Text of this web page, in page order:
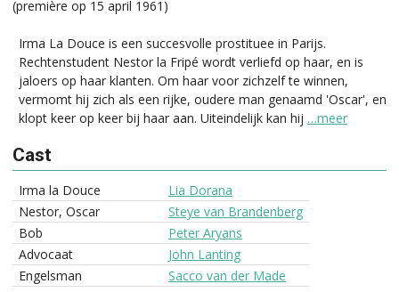
(première op 15 april 1961)
Irma La Douce is een succesvolle prostituee in Parijs.
Rechtenstudent Nestor la Fripé wordt verliefd op haar, en is
jaloers op haar klanten. Om haar voor zichzelf te winnen,
vermomt hij zich als een rijke, oudere man genaamd 'Oscar', en
klopt keer op keer bij haar aan. Uiteindelijk kan hij …meer
Cast
Irma la Douce
Lia Dorana
Nestor, Oscar
Steye van Brandenberg
Bob
Peter Aryans
Advocaat
John Lanting
Engelsman
Sacco van der Made